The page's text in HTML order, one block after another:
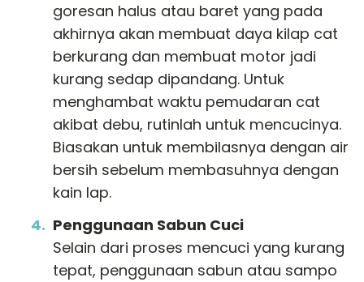
goresan halus atau baret yang pada
akhirnya akan membuat daya kilap cat
berkurang dan membuat motor jadi
kurang sedap dipandang. Untuk
menghambat waktu pemudaran cat
akibat debu, rutinlah untuk mencucinya.
Biasakan untuk membilasnya dengan air
bersih sebelum membasuhnya dengan
kain lap.
Penggunaan Sabun Cuci
Selain dari proses mencuci yang kurang
tepat, penggunaan sabun atau sampo